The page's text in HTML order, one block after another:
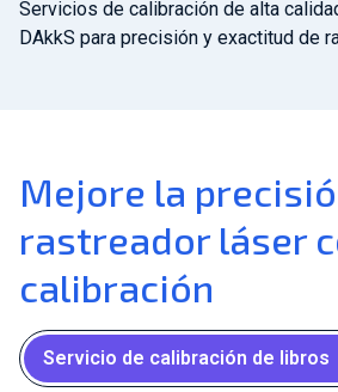
Servicios de calibración de alta
DAkkS para precisión y exactitud de
Mejore la
rastreador láser
calibración
Servicio de calibración de libros